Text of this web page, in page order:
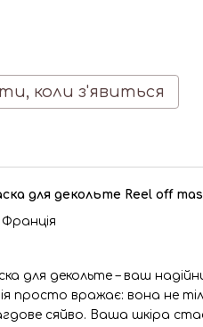
коли з'явиться
для декольте Reel off
Франція
для декольте – ваш
просто вражає: вона не
сяйво. Ваша шкіра